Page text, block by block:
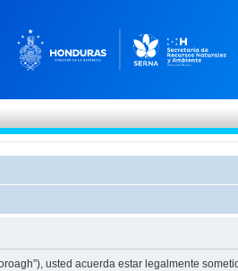
usted acuerda estar legalmente